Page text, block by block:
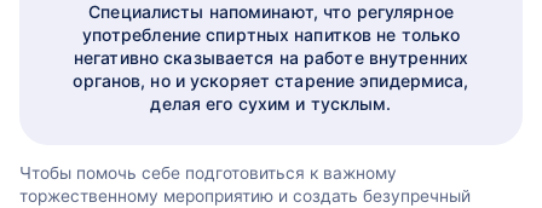
Специалисты напоминают, что регулярное
употребление спиртных напитков не только
негативно сказывается на работе внутренних
органов, но и ускоряет старение эпидермиса,
делая его сухим и тусклым.
Чтобы помочь себе подготовиться к важному
торжественному мероприятию и создать безупречный